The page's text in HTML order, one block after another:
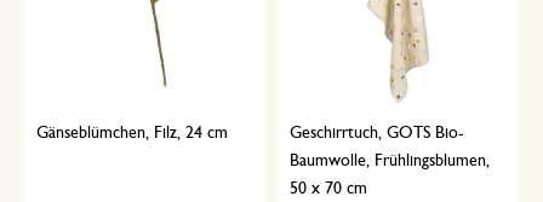
Gänseblümchen, Filz, 24 cm
Geschirrtuch, GOTS Bio-
Baumwolle, Frühlingsblumen,
50 x 70 cm